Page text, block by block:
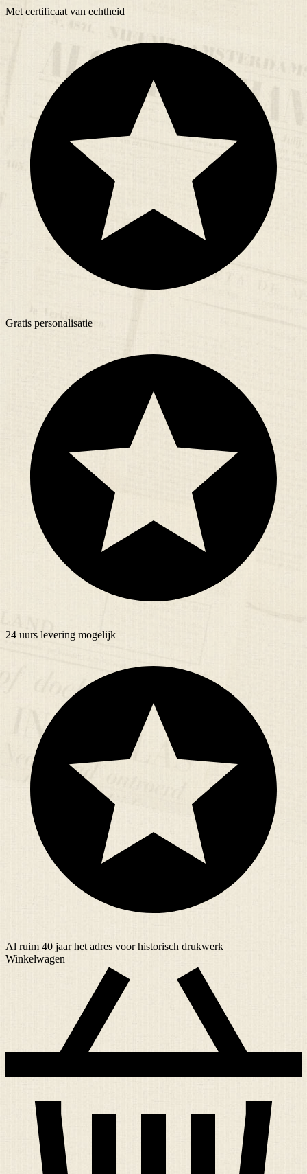
Met certificaat van echtheid
Gratis personalisatie
24 uurs levering mogelijk
Al ruim 40 jaarhet adres voor historisch drukwerk
Winkelwagen